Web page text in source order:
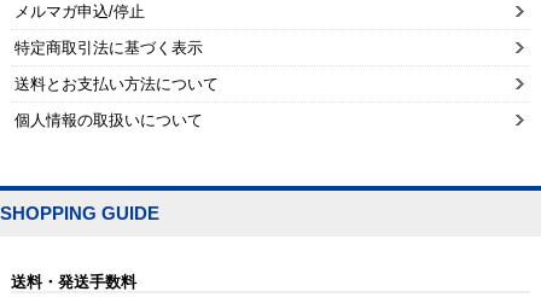
メルマガ申込/停止
特定商取引法に基づく表示
送料とお支払い方法について
個人情報の取扱いについて
SHOPPING GUIDE
送料・発送手数料